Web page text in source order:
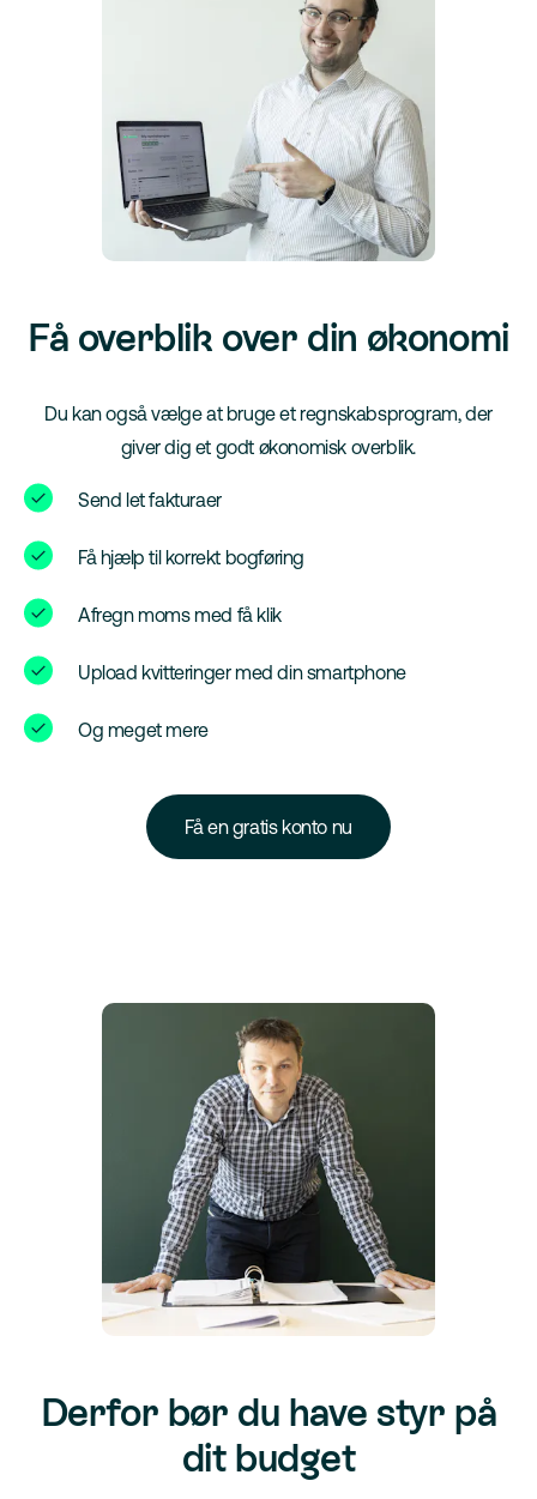
Få overblik over din økonomi
Du kan også vælge at bruge et regnskabsprogram, der
giver dig et godt økonomisk overblik.
Send let fakturaer
Få hjælp til korrekt bogføring
Afregn moms med få klik
Upload kvitteringer med din smartphone
Og meget mere
Få en gratis konto nu
Derfor bør du have styr på
dit budget